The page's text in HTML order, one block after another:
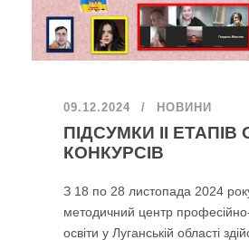
09.12.2024 НОВИНИ
ПІДСУМКИ ІІ ЕТАПІВ
КОНКУРСІВ
З 18 по 28 листопада 2024
методичний центр професійно-
освіти у Луганській області